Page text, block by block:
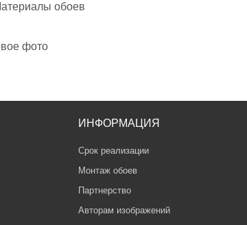
обоев
фото
ИНФОРМАЦИЯ
Срок реализации
Монтаж обоев
Партнерство
Авторам изображений